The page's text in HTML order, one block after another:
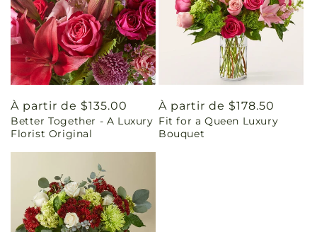
Prix
habituel
À partir de $135.00
Better Together - A Luxury
Florist Original
Prix
habituel
À partir de $178.50
Fit for a Queen Luxury
Bouquet